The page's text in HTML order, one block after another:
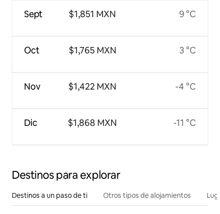
Sept
Oct
Nov
Dic
$1,851 MXN
$1,765 MXN
$1,422 MXN
$1,868 MXN
9 °C
3 °C
-4 °C
-11 °C
Destinos para explorar
Destinos a un paso de ti Otros tipos de alojamientos